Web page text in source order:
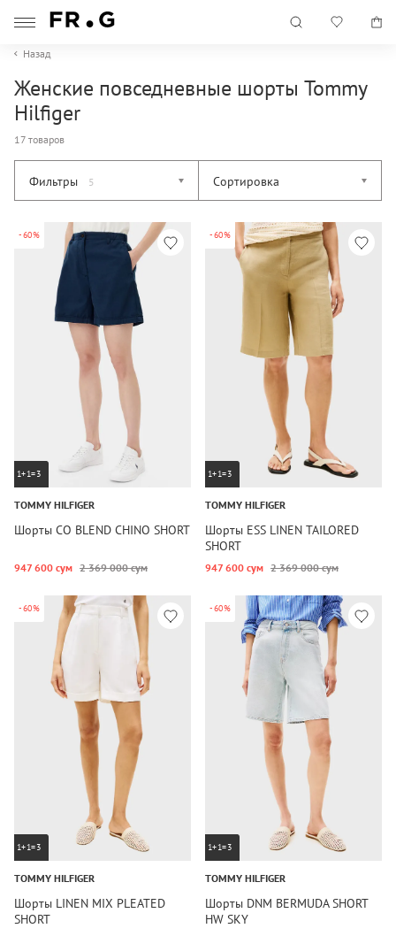
Назад
Женские повседневные шорты Tommy
Hilfiger
17 товаров
Фильтры 5 Сортировка
-60%
1+1=3
TOMMY HILFIGER
Шорты CO BLEND CHINO SHORT
947 600 сум 2 369 000 сум
-60%
1+1=3
TOMMY HILFIGER
Шорты ESS LINEN TAILORED
SHORT
947 600 сум 2 369 000 сум
-60%
1+1=3
TOMMY HILFIGER
Шорты LINEN MIX PLEATED
SHORT
-60%
1+1=3
TOMMY HILFIGER
Шорты DNM BERMUDA SHORT
HW SKY